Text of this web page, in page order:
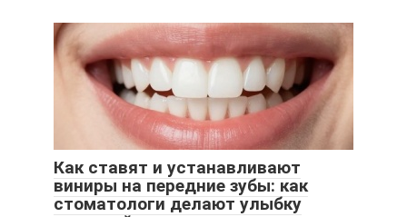
Как ставят и устанавливают
виниры на передние зубы: как
стоматологи делают улыбку